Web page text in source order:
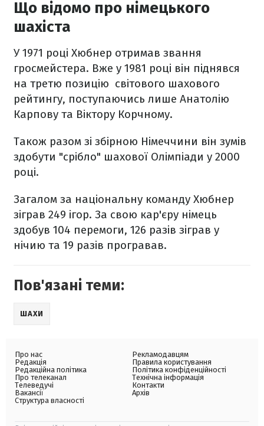
Що відомо про німецького
шахіста
У 1971 році Хюбнер отримав звання
гросмейстера. Вже у 1981 році він піднявся
на третю позицію світового шахового
рейтингу, поступаючись лише Анатолію
Карпову та Віктору Корчному.
Також разом зі збірною Німеччини він зумів
здобути "срібло" шахової Олімпіади у 2000
році.
Загалом за національну команду Хюбнер
зіграв 249 ігор. За свою кар'єру німець
здобув 104 перемоги, 126 разів зіграв у
нічию та 19 разів програвав.
Пов'язані теми:
ШАХИ
Про нас
Редакція
Редакційна політика
Про телеканал
Телеведучі
Вакансії
Структура власності
Рекламодавцям
Правила користування
Політика конфіденційності
Технічна інформація
Контакти
Архів